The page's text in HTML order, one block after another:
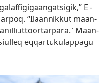
El­
“Ilaan­nik­kut maan­
Maan­
eq­qar­tukulap­pagu